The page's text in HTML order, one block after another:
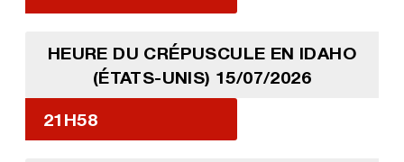
HEURE DU CRÉPUSCULE EN IDAHO
(ÉTATS-UNIS) 15/07/2026
21H58